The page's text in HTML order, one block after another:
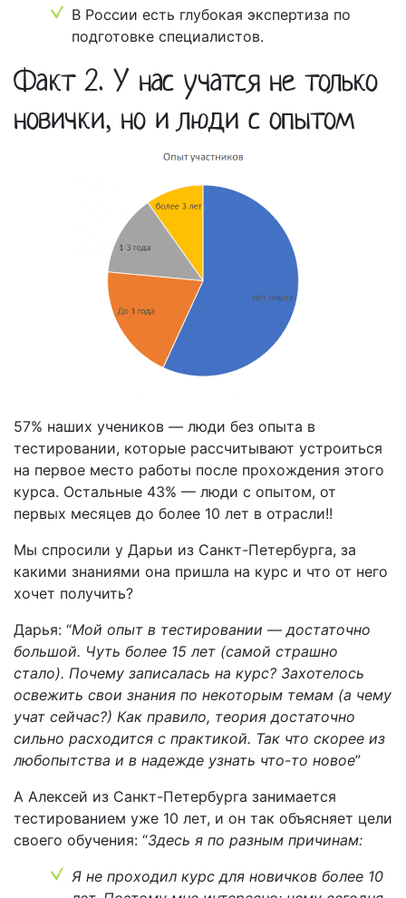
В России есть глубокая экспертиза по
подготовке специалистов.
Факт 2. У нас учатся не только
новички, но и люди с опытом
57% наших учеников — люди без опыта в
тестировании, которые рассчитывают устроиться
на первое место работы после прохождения этого
курса. Остальные 43% — люди с опытом, от
первых месяцев до более 10 лет в отрасли!!
Мы спросили у Дарьи из Санкт-Петербурга, за
какими знаниями она пришла на курс и что от него
хочет получить?
Дарья: “Мой опыт в тестировании — достаточно
большой. Чуть более 15 лет (самой страшно
стало). Почему записалась на курс? Захотелось
освежить свои знания по некоторым темам (а чему
учат сейчас?) Как правило, теория достаточно
сильно расходится с практикой. Так что скорее из
любопытства и в надежде узнать что-то новое”
А Алексей из Санкт-Петербурга занимается
тестированием уже 10 лет, и он так объясняет цели
своего обучения: “Здесь я по разным причинам:
Я не проходил курс для новичков более 10